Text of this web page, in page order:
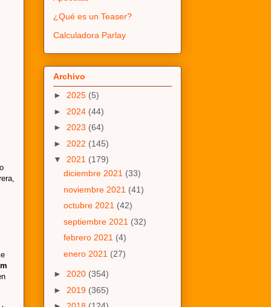
¿Qué es un Teaser?
Calculadora Parlay
Archivo
► 2025 (5)
► 2024 (44)
► 2023 (64)
► 2022 (145)
▼ 2021 (179)
diciembre 2021 (33)
noviembre 2021 (41)
octubre 2021 (42)
septiembre 2021 (32)
febrero 2021 (4)
enero 2021 (27)
► 2020 (354)
► 2019 (365)